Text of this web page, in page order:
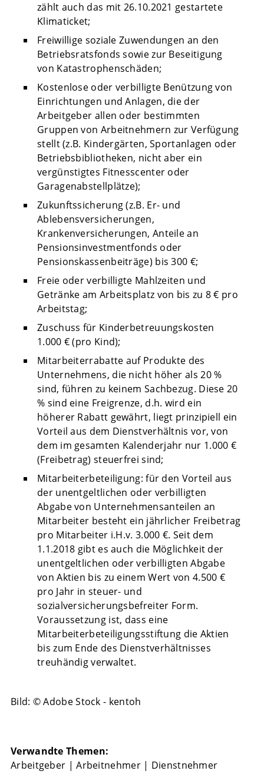
zählt auch das mit 26.10.2021 gestartete
Klimaticket;
Freiwillige soziale Zuwendungen an den
Betriebsratsfonds sowie zur Beseitigung
von Katastrophenschäden;
Kostenlose oder verbilligte Benützung von
Einrichtungen und Anlagen, die der
Arbeitgeber allen oder bestimmten
Gruppen von Arbeitnehmern zur Verfügung
stellt (z.B. Kindergärten, Sportanlagen oder
Betriebsbibliotheken, nicht aber ein
vergünstigtes Fitnesscenter oder
Garagenabstellplätze);
Zukunftssicherung (z.B. Er- und
Ablebensversicherungen,
Krankenversicherungen, Anteile an
Pensionsinvestmentfonds oder
Pensionskassenbeiträge) bis 300 €;
Freie oder verbilligte Mahlzeiten und
Getränke am Arbeitsplatz von bis zu 8 € pro
Arbeitstag;
Zuschuss für Kinderbetreuungskosten
1.000 € (pro Kind);
Mitarbeiterrabatte auf Produkte des
Unternehmens, die nicht höher als 20 %
sind, führen zu keinem Sachbezug. Diese 20
% sind eine Freigrenze, d.h. wird ein
höherer Rabatt gewährt, liegt prinzipiell ein
Vorteil aus dem Dienstverhältnis vor, von
dem im gesamten Kalenderjahr nur 1.000 €
(Freibetrag) steuerfrei sind;
Mitarbeiterbeteiligung: für den Vorteil aus
der unentgeltlichen oder verbilligten
Abgabe von Unternehmensanteilen an
Mitarbeiter besteht ein jährlicher Freibetrag
pro Mitarbeiter i.H.v. 3.000 €. Seit dem
1.1.2018 gibt es auch die Möglichkeit der
unentgeltlichen oder verbilligten Abgabe
von Aktien bis zu einem Wert von 4.500 €
pro Jahr in steuer- und
sozialversicherungsbefreiter Form.
Voraussetzung ist, dass eine
Mitarbeiterbeteiligungsstiftung die Aktien
bis zum Ende des Dienstverhältnisses
treuhändig verwaltet.
Bild: © Adobe Stock - kentoh
Verwandte Themen:
Arbeitgeber |Arbeitnehmer| Dienstnehmer